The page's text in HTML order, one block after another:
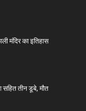
मंदिर का इतिहास
सहित तीन डूबे, मौत